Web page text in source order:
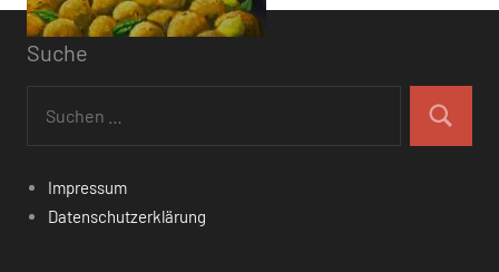
Suche
nach:
Suchen
Impressum
Datenschutzerklärung